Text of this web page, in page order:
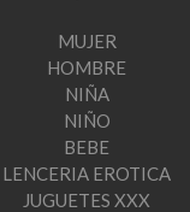
MUJER
HOMBRE
NIÑA
NIÑO
BEBE
LENCERIA EROTICA
JUGUETES XXX